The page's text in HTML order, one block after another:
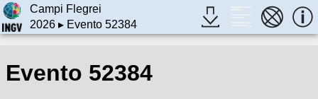
Campi Flegrei
2026▸ Evento 52384
Evento 52384